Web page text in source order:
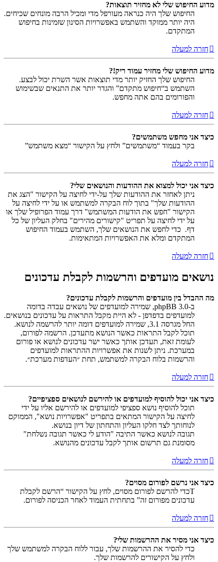
מדוע החיפוש שלי לא מחזיר תוצאות?
החיפוש שלך היה כנראה מעורפל מדי ומכיל הרבה מונחים שכיחים.
היה יותר ממוקד והשתמש באפשרויות הסינון שזמינות בחיפוש
המתקדם.
חזרה למעלה
מדוע החיפוש שלי מחזיר עמוד ריק!?
החיפוש שלך החזיק יותר מדי תוצאות אשר השרת יכול לבצע.
השתמש ב“חיפוש מתקדם” והגדר יותר את התנאים שבשימוש
והפורומים בהם אתה מחפש.
חזרה למעלה
כיצד אני מחפש משתמשים?
בקר בעמוד “משתמשים” ולחץ על הקישור “מצא משתמש”
חזרה למעלה
כיצד אני יכול למצוא את ההודעות והנושאים שלי?
ניתן לאחזר את ההודעות שלך על-ידי לחיצה על הקישור "הצג את
ההודעות שלך" בתוך לוח הבקרה למשתמש או על ידי לחיצה על
הקישור "חפש את הודעות המשתמש" דרך עמוד הפרופיל שלך או
על ידי לחיצה על תפריט "קישורים מהירים" בחלק העליון של כל
דף. כדי לחפש את הנושאים שלך, השתמש בעמוד החיפוש
המתקדם ומלא את האפשרויות המתאימות.
חזרה למעלה
נושאים מועדפים והרשמות לקבלת עדכונים
מה ההבדל בין מועדפים והרשמות לקבלת עדכונים?
ב-phpBB 3.0, שמירה למועדפים של נושאים עבדה בדומה
למועדפים בדפדפן - לא היית מקבל התראות על עדכונים בנושאים.
החל מגרסה 3.1, שמירה למועדפים דומה יותר להרשמה לנושא.
תוכל לקבל התראות כאשר הנושא מתעדכן. הרשמה לפורום,
לעומת זאת, תעדכן אותך כאשר ישר עדכונים לנושא או פורום
במערכת. ניתן לשנות את אפשרויות ההתראות למועדפים
והרשמות בלוח הבקרה למשתמש, תחת ״העדפות מערכת״.
חזרה למעלה
כיצד אני יכול להוסיף למועדפים או להירשם לנושאים ספציפיים?
תוכל להוסיף נושא ספציפי למועדפים או להירשם אליו על ידי
לחיצה על הקישור המתאים בתפריט "אפשרויות נושא", הממוקם
לנוחותך לצד חלקו העליון והתחתון של דיון בנושא.
תגובה לנושא כאשר התיבה "הודע לי כאשר תגובה נשלחת"
מסומנת גם תרשום אותך לקבל עדכונים מהנושא.
חזרה למעלה
כיצד אני נרשם לפורום מסוים?
Tכדי להרשם לפורום מסוים, לחץ על הקישור “הרשם לקבלת
עדכונים מפורום זה” בתחתית העמוד לאחר הכניסה לפורום.
חזרה למעלה
כיצד אני מסיר את ההרשמות שלי?
כדי להסיר את ההרשמות שלך, עבור ללוח הבקרה למשתמש שלך
ולחץ על הקישורים להרשמות שלך.